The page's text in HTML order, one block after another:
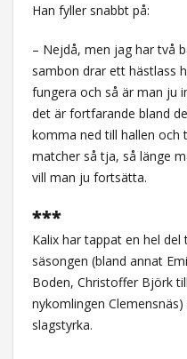
Han fyller snabbt på:
– Nejdå, men jag har två
sambon drar ett hästlass
fungera och så är man ju
det är fortfarande bland
komma ned till hallen och
matcher så tja, så länge
vill man ju fortsätta.
***
Kalix har tappat en hel
säsongen (bland annat
Boden, Christoffer Björk
nykomlingen
slagstyrka.